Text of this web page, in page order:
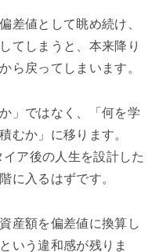
差値として眺め続け、
てしまうと、本来降り
ら戻ってしまいます。
」ではなく、「何を学
むか」に移ります。
ア後の人生を設計した
に入るはずです。
産額を偏差値に換算し
いう違和感が残りま